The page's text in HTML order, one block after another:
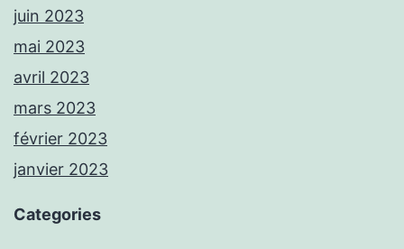
juin 2023
mai 2023
avril 2023
mars 2023
février 2023
janvier 2023
Categories